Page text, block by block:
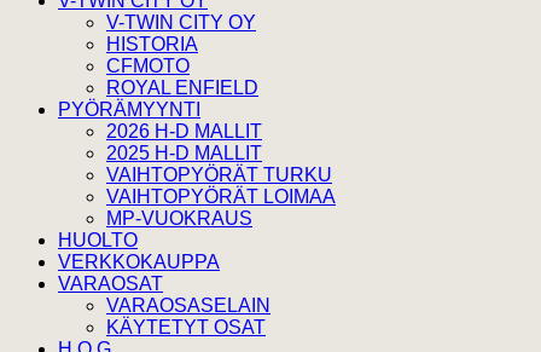
V-TWIN CITY OY
HISTORIA
CFMOTO
ROYAL ENFIELD
PYÖRÄMYYNTI
2026 H-D MALLIT
2025 H-D MALLIT
VAIHTOPYÖRÄT TURKU
VAIHTOPYÖRÄT LOIMAA
MP-VUOKRAUS
HUOLTO
VERKKOKAUPPA
VARAOSAT
VARAOSASELAIN
KÄYTETYT OSAT